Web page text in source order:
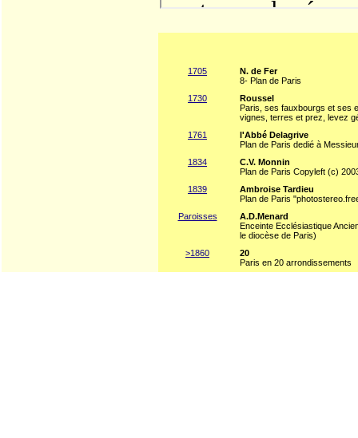
1705
N. de Fer
8- Plan de Paris
1730
Roussel
Paris, ses fauxbourgs et ses
vignes, terres et prez, levez
1761
l'Abbé Delagrive
Plan de Paris dedié à
1834
C.V. Monnin
Plan de Paris Copyleft (c)
1839
Ambroise Tardieu
Plan de Paris
Paroisses
A.D.Menard
Enceinte Ecclésiastique
le diocèse de Paris)
>1860
20
Paris en 20 arrondissements